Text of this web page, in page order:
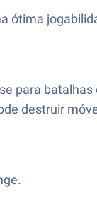
ótima
para batalhas
destruir